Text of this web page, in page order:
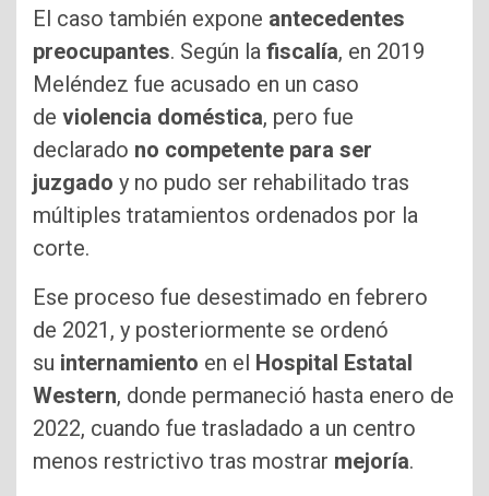
El caso también expone antecedentes
preocupantes. Según la fiscalía, en 2019
Meléndez fue acusado en un caso
de violencia doméstica, pero fue
declarado no competente para ser
juzgado y no pudo ser rehabilitado tras
múltiples tratamientos ordenados por la
corte.
Ese proceso fue desestimado en febrero
de 2021, y posteriormente se ordenó
su internamiento en el Hospital Estatal
Western, donde permaneció hasta enero de
2022, cuando fue trasladado a un centro
menos restrictivo tras mostrar mejoría.